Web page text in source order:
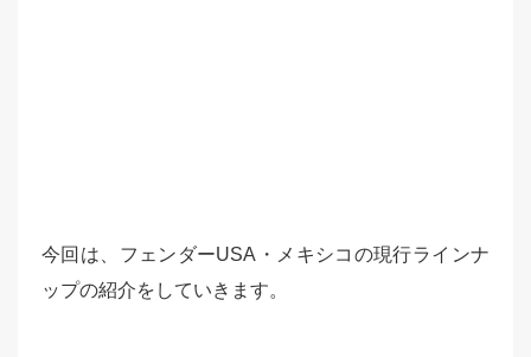
今回は、フェンダーUSA・メキシコの現行ラインナ
ップの紹介をしていきます。